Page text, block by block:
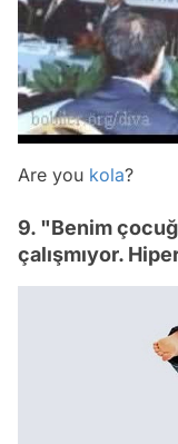
Are you kola?
9. "Benim
çalışmıyor.